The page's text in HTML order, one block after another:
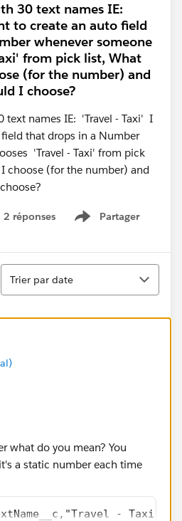
30 text names IE:
to create an auto field
whenever someone
from pick list, What
(for the number) and
I choose?
text names IE: 'Travel - Taxi' I
that drops in a Number
'Travel - Taxi' from pick
choose (for the number) and
2 réponses Partager
Show menu
Tri
Trier par date
what do you mean? You
a static number each time
-